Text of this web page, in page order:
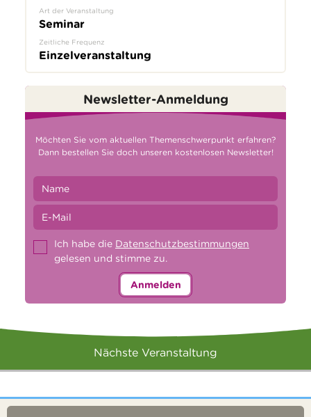
Art der Veranstaltung
Seminar
Zeitliche Frequenz
Einzelveranstaltung
Newsletter-Anmeldung
Möchten Sie vom aktuellen Themenschwerpunkt erfahren?
Dann bestellen Sie doch unseren kostenlosen Newsletter!
Ich habe die Datenschutzbestimmungen
gelesen und stimme zu.
Anmelden
Nächste Veranstaltung